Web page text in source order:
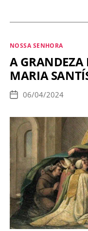
o
da
Categorias
NOSSA SENHORA
A GRANDEZA
MARIA
Data
publicação
06/04/2024